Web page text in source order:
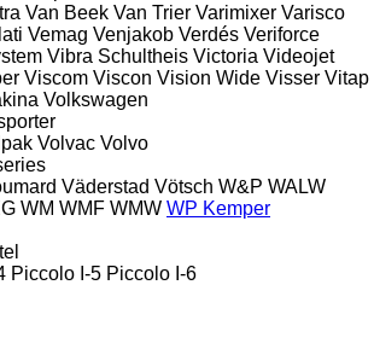
Van Beek Van Trier Varimixer Varisco
Vemag Venjakob Verdés Veriforce
Vibra Schultheis Victoria Videojet
Viscom Viscon Vision Wide Visser Vitap
Volkswagen
Volvac Volvo
Väderstad Vötsch W&P WALW
WM WMF WMW WP Kemper
Piccolo I-5 Piccolo I-6